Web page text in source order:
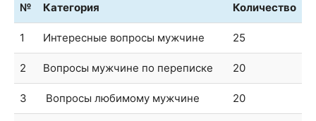
№ Категория Количество
1 Интересные вопросы мужчине 25
2 Вопросы мужчине по переписке 20
3 Вопросы любимому мужчине 20